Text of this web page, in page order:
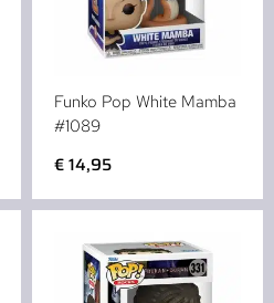
Funko Pop White Mamba
#1089
€14,95